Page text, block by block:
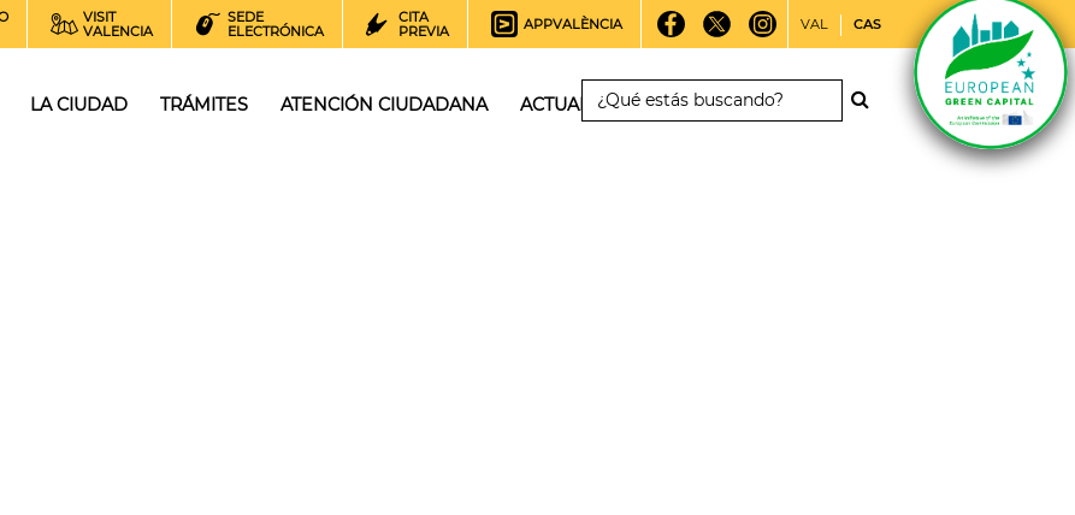
VISIT
VALENCIA
SEDE
ELECTRÓNICA
CITA
PREVIA
APPVALÈNCIA VAL CAS
LA CIUDAD TRÁMITES ATENCIÓN CIUDADANA ACTUALIDAD